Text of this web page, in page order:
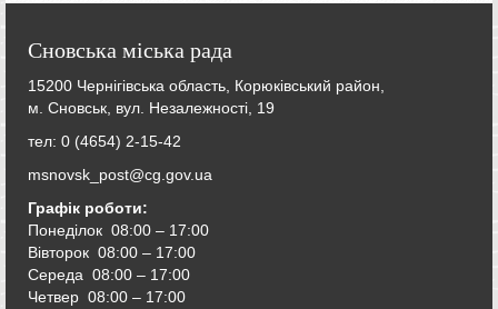
Сновська міська рада
15200 Чернігівська область, Корюківський район,
м. Сновськ, вул. Незалежності, 19
тел: 0 (4654) 2-15-42
msnovsk_post@cg.gov.ua
Графік роботи:
Понеділок 08:00 – 17:00
Вівторок 08:00 – 17:00
Середа 08:00 – 17:00
Четвер 08:00 – 17:00